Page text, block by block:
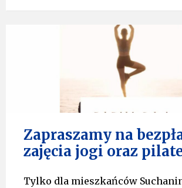
Zapraszamy na
zajęcia jogi oraz
Tylko dla mieszkańców